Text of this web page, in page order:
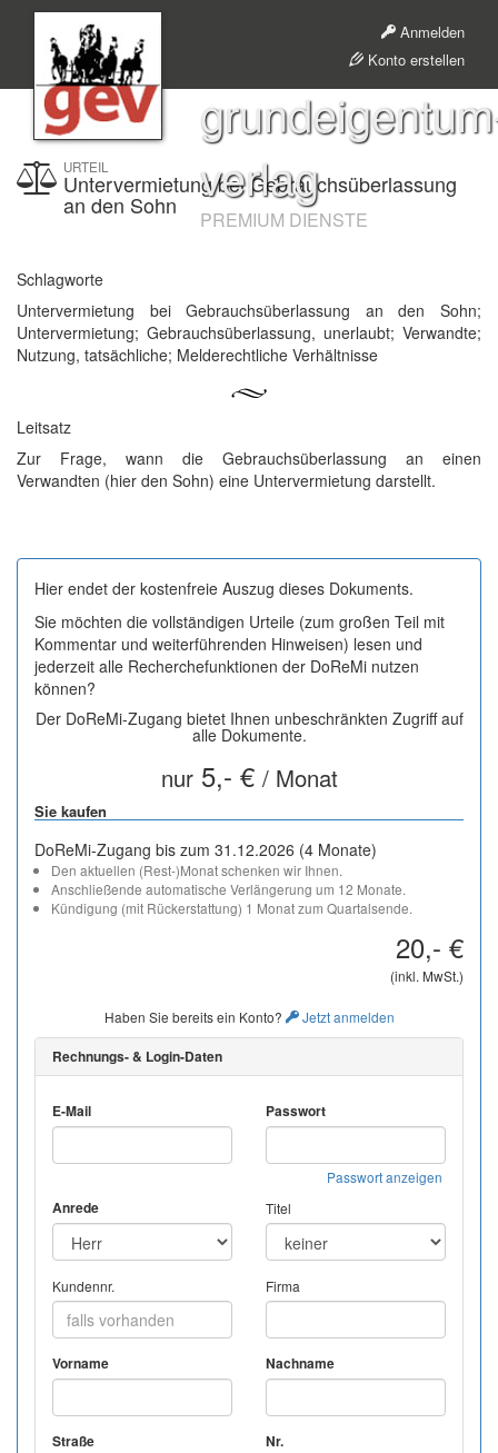
Anmelden
Konto erstellen
verlag
PREMIUM DIENSTE
URTEIL
Untervermietung bei Gebrauchsüberlassung
an den Sohn
Schlagworte
Untervermietung bei Gebrauchsüberlassung an den Sohn;
Untervermietung; Gebrauchsüberlassung, unerlaubt; Verwandte;
Nutzung, tatsächliche; Melderechtliche Verhältnisse
Leitsatz
Zur Frage, wann die Gebrauchsüberlassung an einen
Verwandten (hier den Sohn) eine Untervermietung darstellt.
Hier endet der kostenfreie Auszug dieses Dokuments.
Sie möchten die vollständigen Urteile (zum großen Teil mit
Kommentar und weiterführenden Hinweisen) lesen und
jederzeit alle Recherchefunktionen der DoReMi nutzen
können?
Der DoReMi-Zugang bietet Ihnen unbeschränkten Zugriff auf
alle Dokumente.
nur5,- € / Monat
Sie kaufen
DoReMi-Zugang bis zum 31.12.2026 (4 Monate)
Den aktuellen (Rest-)Monat schenken wir Ihnen.
Anschließende automatische Verlängerung um 12 Monate.
Kündigung (mit Rückerstattung) 1 Monat zum Quartalsende.
20,- €
(inkl. MwSt.)
Haben Sie bereits ein Konto? Jetzt anmelden
Rechnungs- & Login-Daten
E-Mail Passwort
Passwort anzeigen
Anrede Titel
Kundennr. Firma
Vorname Nachname
Straße Nr.